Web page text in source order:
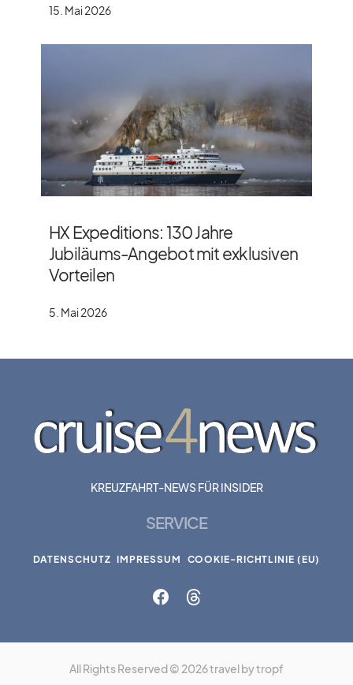
15. Mai 2026
HX Expeditions: 130 Jahre
Jubiläums-Angebot mit exklusiven
Vorteilen
5. Mai 2026
KREUZFAHRT-NEWS FÜR INSIDER
SERVICE
DATENSCHUTZ IMPRESSUM COOKIE-RICHTLINIE (EU)
All Rights Reserved © 2026 travel by tropf